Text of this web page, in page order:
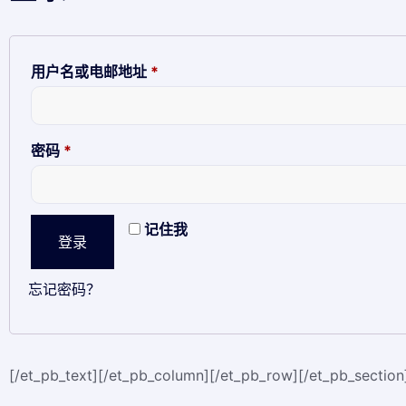
用户名或电邮地址 *
密码 *
记住我
登录
忘记密码？
[/et_pb_text][/et_pb_column][/et_pb_row][/